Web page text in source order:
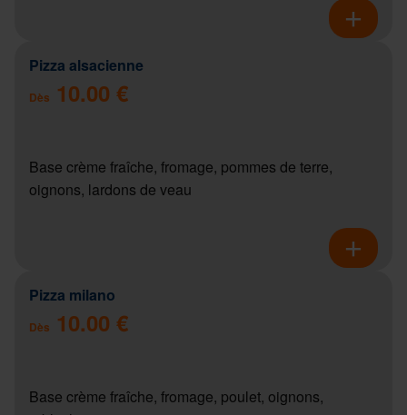
Pizza alsacienne
Dès 10.00 €
Base crème fraîche, fromage, pommes de terre,
oignons, lardons de veau
Pizza milano
Dès 10.00 €
Base crème fraîche, fromage, poulet, oignons,